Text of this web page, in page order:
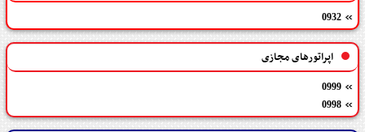
0932
اپراتورهای مجازی
0999
0998